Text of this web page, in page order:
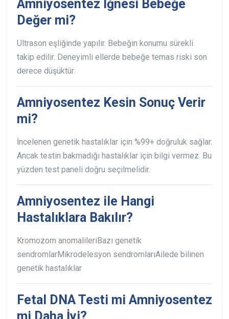
Amniyosentez İğnesi Bebeğe
Değer mi?
Ultrason eşliğinde yapılır. Bebeğin konumu sürekli
takip edilir. Deneyimli ellerde bebeğe temas riski son
derece düşüktür.
Amniyosentez Kesin Sonuç Verir
mi?
İncelenen genetik hastalıklar için %99+ doğruluk sağlar.
Ancak testin bakmadığı hastalıklar için bilgi vermez. Bu
yüzden test paneli doğru seçilmelidir.
Amniyosentez ile Hangi
Hastalıklara Bakılır?
Kromozom anomalileriBazı genetik
sendromlarMikrodelesyon sendromlarıAilede bilinen
genetik hastalıklar
Fetal DNA Testi mi Amniyosentez